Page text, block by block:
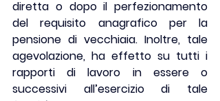
diretta o dopo il perfezionamento
del requisito anagrafico per la
pensione di vecchiaia. Inoltre, tale
agevolazione, ha effetto su tutti i
rapporti di lavoro in essere o
successivi all’esercizio di tale